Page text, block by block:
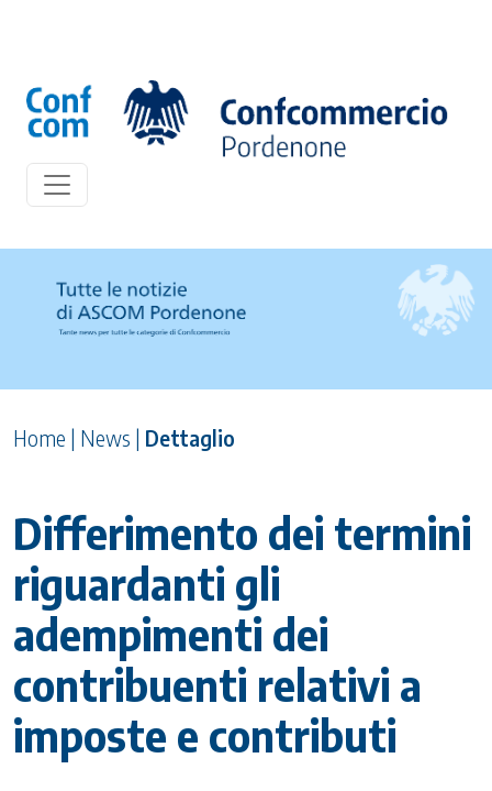
Home | News | Dettaglio
Differimento dei termini
riguardanti gli
adempimenti dei
contribuenti relativi a
imposte e contributi